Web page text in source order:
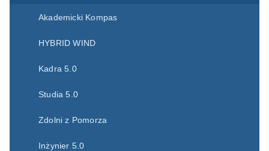
Akademicki Kompas
HYBRID WIND
Kadra 5.0
Studia 5.0
Zdolni z Pomorza
Inżynier 5.0